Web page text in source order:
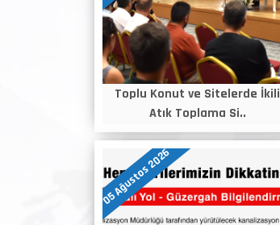
Toplu Konut ve Sitelerde İkili
Atık Toplama Si..
05 Ağustos 2026